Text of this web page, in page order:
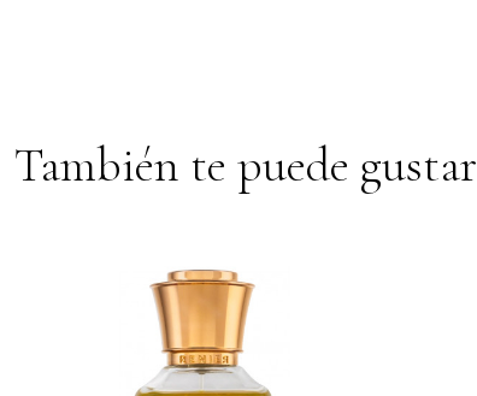
También te puede gustar